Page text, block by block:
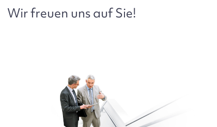
Wir freuen uns auf Sie!